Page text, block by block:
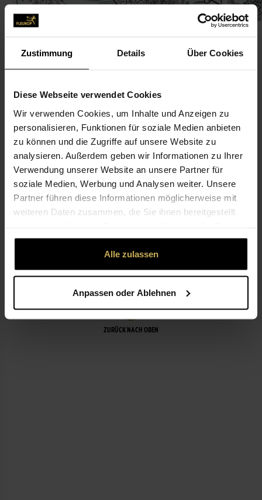
Zustimmung Details Über Cookies
Diese Webseite verwendet Cookies
Wir verwenden Cookies, um Inhalte und Anzeigen zu
personalisieren, Funktionen für soziale Medien anbieten
zu können und die Zugriffe auf unsere Website zu
analysieren. Außerdem geben wir Informationen zu Ihrer
Verwendung unserer Website an unsere Partner für
soziale Medien, Werbung und Analysen weiter. Unsere
Partner führen diese Informationen möglicherweise mit
weiteren Daten zusammen, die Sie ihnen bereitgestellt
gesammelt haben.
Alle zulassen
Anpassen oder Ablehnen
KONTAKT
Blumen Baldo
Baldo, Carina
Odenthaler Str. 243
51467 Bergisch Gladbach
02202-251 62 13
carinabaldo78@gmail.com
LEISTUNGEN
ZURÜCK NACH OBEN